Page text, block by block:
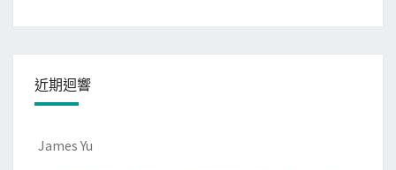
近期迴響
James Yu